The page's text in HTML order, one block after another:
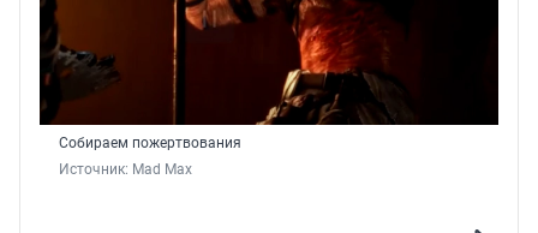
Собираем пожертвования
Источник: Mad Max